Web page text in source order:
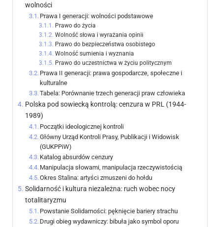
wolności
Prawa I generacji: wolności podstawowe
Prawo do życia
Wolność słowa i wyrażania opinii
Prawo do bezpieczeństwa osobistego
Wolność sumienia i wyznania
Prawo do uczestnictwa w życiu politycznym
Prawa II generacji: prawa gospodarcze, społeczne i
kulturalne
Tabela: Porównanie trzech generacji praw człowieka
Polska pod sowiecką kontrolą: cenzura w PRL (1944-
1989)
Początki ideologicznej kontroli
Główny Urząd Kontroli Prasy, Publikacji i Widowisk
(GUKPPiW)
Katalog absurdów cenzury
Manipulacja słowami, manipulacja rzeczywistością
Okres Stalina: artyści zmuszeni do hołdu
Solidarność i kultura niezależna: ruch wobec nocy
totalitaryzmu
Powstanie Solidarności: pęknięcie bariery strachu
Drugi obieg wydawniczy: bibuła jako symbol oporu